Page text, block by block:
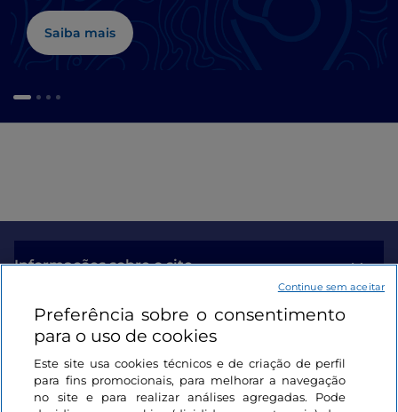
Saiba mais
Informações sobre o site
Ligações úteis
Iniciar sessão
Mantenha-se em contacto
Preferência sobre o consentimento
para o uso de cookies
Este site usa cookies técnicos e de criação de perfil
para fins promocionais, para melhorar a navegação
no site e para realizar análises agregadas. Pode
Continue sem aceitar